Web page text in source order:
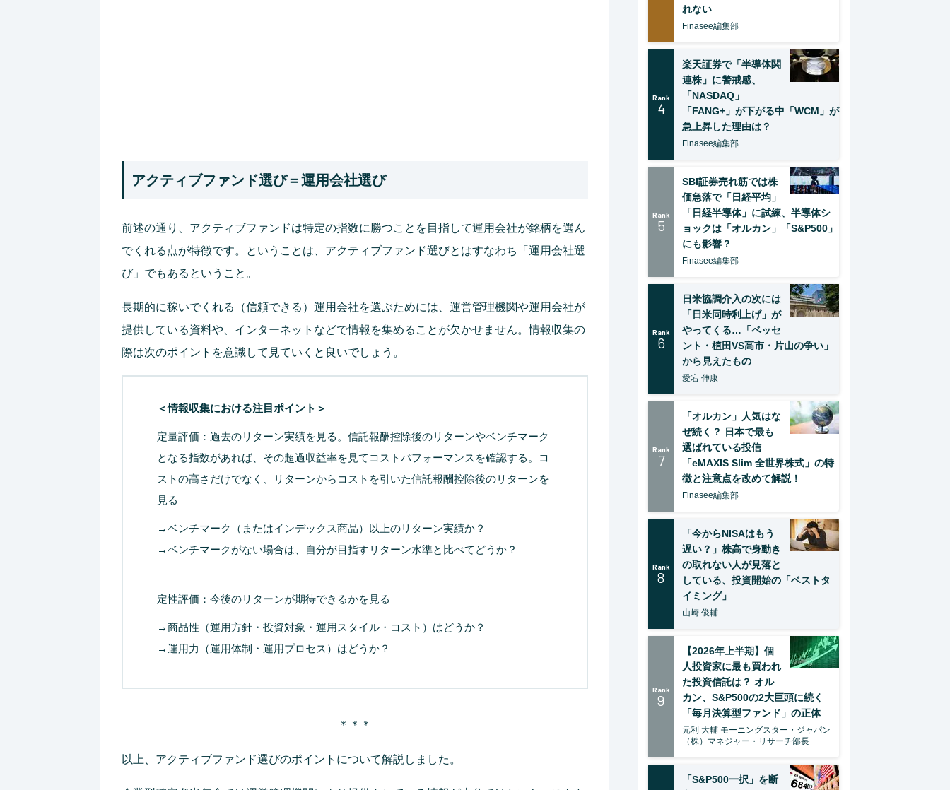
アクティブファンド選び＝運用会社選び
前述の通り、アクティブファンドは特定の指数に勝つことを目指して運用会社が銘柄を選ん
でくれる点が特徴です。ということは、アクティブファンド選びとはすなわち「運用会社選
び」でもあるということ。
長期的に稼いでくれる（信頼できる）運用会社を選ぶためには、運営管理機関や運用会社が
提供している資料や、インターネットなどで情報を集めることが欠かせません。情報収集の
際は次のポイントを意識して見ていくと良いでしょう。
＜情報収集における注目ポイント＞
定量評価：過去のリターン実績を見る。信託報酬控除後のリターンやベンチマーク
となる指数があれば、その超過収益率を見てコストパフォーマンスを確認する。コ
ストの高さだけでなく、リターンからコストを引いた信託報酬控除後のリターンを
見る
→ベンチマーク（またはインデックス商品）以上のリターン実績か？
→ベンチマークがない場合は、自分が目指すリターン水準と比べてどうか？
定性評価：今後のリターンが期待できるかを見る
→商品性（運用方針・投資対象・運用スタイル・コスト）はどうか？
→運用力（運用体制・運用プロセス）はどうか？
＊＊＊
以上、アクティブファンド選びのポイントについて解説しました。
れない
Finasee編集部
Rank
4
楽天証券で「半導体関
連株」に警戒感、
「NASDAQ」
「FANG+」が下がる中「WCM」が
急上昇した理由は？
Finasee編集部
Rank
5
SBI証券売れ筋では株
価急落で「日経平均」
「日経半導体」に試練、半導体シ
ョックは「オルカン」「S&P500」
にも影響？
Finasee編集部
Rank
6
日米協調介入の次には
「日米同時利上げ」が
やってくる…「ベッセ
ント・植田VS高市・片山の争い」
から見えたもの
愛宕 伸康
Rank
7
「オルカン」人気はな
ぜ続く？ 日本で最も
選ばれている投信
「eMAXIS Slim 全世界株式」の特
徴と注意点を改めて解説！
Finasee編集部
Rank
8
「今からNISAはもう
遅い？」株高で身動き
の取れない人が見落と
している、投資開始の「ベストタ
イミング」
山崎 俊輔
Rank
9
【2026年上半期】個
人投資家に最も買われ
た投資信託は？ オル
カン、S&P500の2大巨頭に続く
「毎月決算型ファンド」の正体
元利 大輔 モーニングスター・ジャパン
（株）マネジャー・リサーチ部長
「S&P500一択」を断